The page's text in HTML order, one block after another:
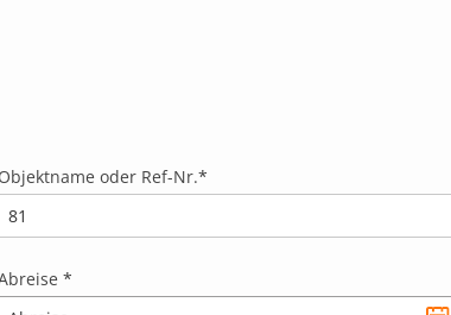
Objektname oder Ref-Nr.*
*